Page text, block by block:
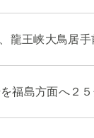
龍王峡大鳥居手
福島方面へ２